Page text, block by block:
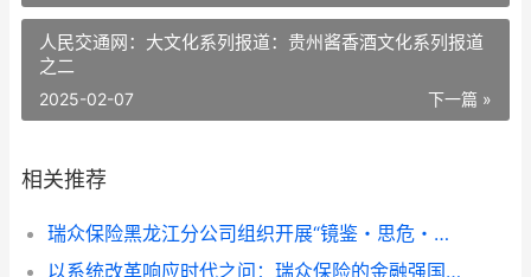
人民交通网：大文化系列报道：贵州酱香酒文化系列报道
之二
下一篇 »
2025-02-07
相关推荐
瑞众保险黑龙江分公司组织开展“镜鉴・思危・笃行”专题案例警示教育
以系统改革响应时代之问：瑞众保险的金融强国实践